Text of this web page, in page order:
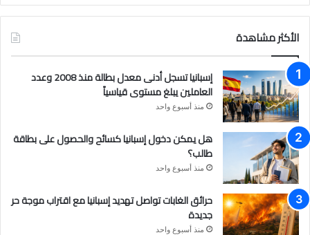
ب
و
ك
ي
و
ب
ت
ق
ر
م
الأكثر مشاهدة
إسبانيا تسجل أدنى معدل بطالة منذ 2008 وعدد
العاملين يبلغ مستوى قياسياً
منذ أسبوع واحد
هل يمكن دخول إسبانيا كسائح والحصول على بطاقة
طالب؟
منذ أسبوع واحد
حرائق الغابات تواصل تهديد إسبانيا مع اقتراب موجة حر
جديدة
منذ أسبوع واحد